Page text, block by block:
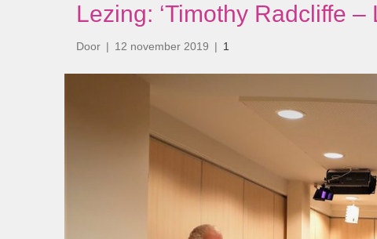
Lezing: ‘Timothy Radcliffe
Door | 12 november 2019 | 1